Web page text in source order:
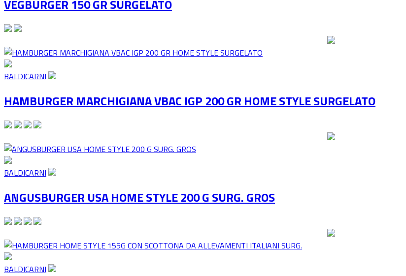
VEGBURGER 150 GR SURGELATO
BALDICARNI
HAMBURGER MARCHIGIANA VBAC IGP 200 GR HOME STYLE SURGELATO
BALDICARNI
ANGUSBURGER USA HOME STYLE 200 G SURG. GROS
BALDICARNI